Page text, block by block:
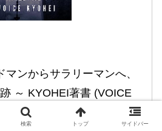
マンからサラリーマンへ、
～ KYOHEI著書 (VOICE
検索 トップ サイドバー